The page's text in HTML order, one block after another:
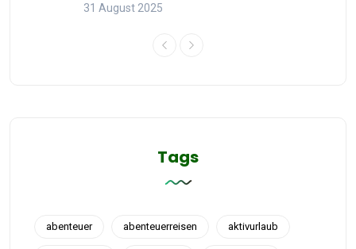
31 August 2025
Tags
abenteuer abenteuerreisen aktivurlaub